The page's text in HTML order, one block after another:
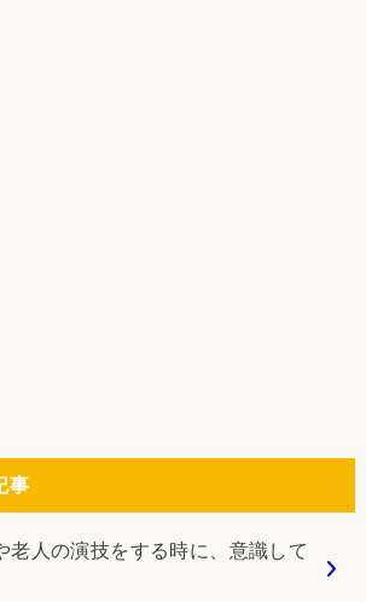
事
老人の演技をする時に、意識して